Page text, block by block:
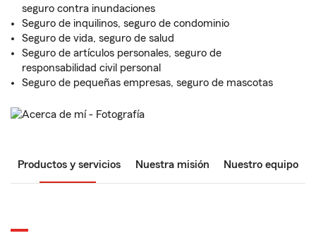
seguro contra inundaciones
Seguro de inquilinos, seguro de condominio
Seguro de vida, seguro de salud
Seguro de artículos personales, seguro de
responsabilidad civil personal
Seguro de pequeñas empresas, seguro de mascotas
Productos y servicios Nuestra misión Nuestro equipo